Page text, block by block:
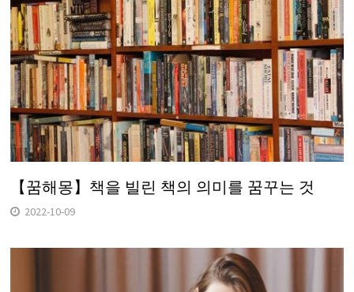
【꿈해몽】책을 빌린 책의 의미를 꿈꾸는 것
2022-10-09